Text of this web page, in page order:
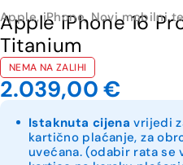
Apple,iPhone, Novi mobilni
Apple iPhone 16
Titanium
NEMA NA ZALIHI
2.039,00€
Istaknuta cijena vrijedi
kartično plaćanje, za
uvećana. (odabir rata se